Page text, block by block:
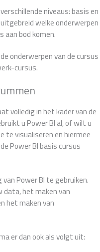
niveaus: basis en
welke onderwerpen
aan bod komen.
onderwerpen van de cursus
cursus.
volledig in het kader van de
u Power BI al, of wilt u
te visualiseren en hiermee
Power BI basis cursus
Power BI te gebruiken.
data, het maken van
het maken van
er dan ook als volgt uit: